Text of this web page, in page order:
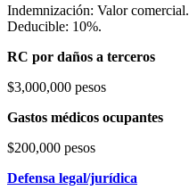
Indemnización: Valor comercial.
Deducible: 10%.
RC por daños a terceros
$3,000,000 pesos
Gastos médicos ocupantes
$200,000 pesos
Defensa legal/jurídica